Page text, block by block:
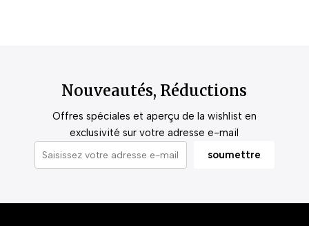
Nouveautés, Réductions
Offres spéciales et aperçu de la wishlist en
exclusivité sur votre adresse e-mail